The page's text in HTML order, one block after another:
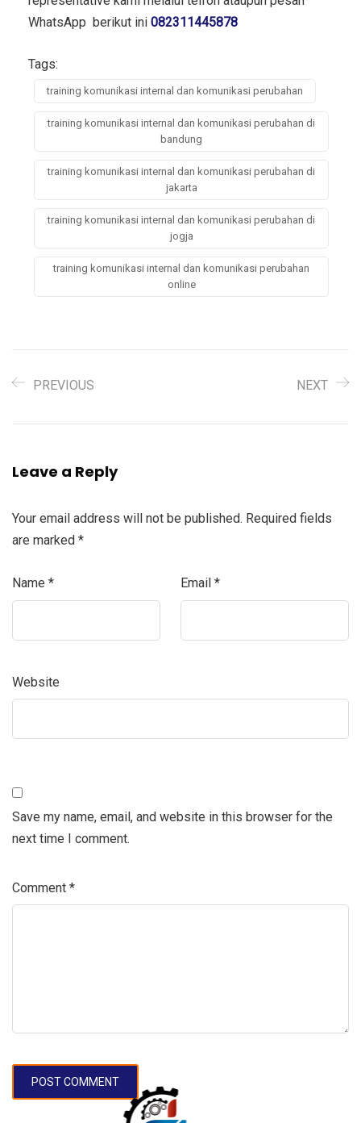
WhatsApp berikut ini 082311445878
Tags:
training komunikasi internal dan komunikasi perubahan
training komunikasi internal dan komunikasi perubahan di
bandung
training komunikasi internal dan komunikasi perubahan di
jakarta
training komunikasi internal dan komunikasi perubahan di
jogja
training komunikasi internal dan komunikasi perubahan
online
PREVIOUS NEXT
Leave a Reply
Your email address will not be published. Required fields
are marked *
Name * Email *
Website
Save my name, email, and website in this browser for the
next time I comment.
Comment *